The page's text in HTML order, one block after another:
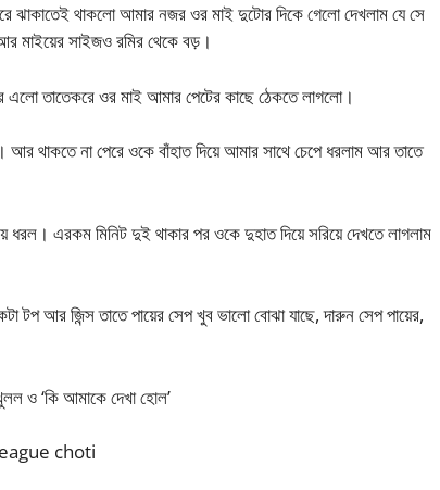
থাকলো আমার নজর ওর মাই দুটোর দিকে গেলো দেখলাম যে সে
মাইয়ের সাইজও রমির থেকে বড়।
তাতেকরে ওর মাই আমার পেটের কাছে ঠেকতে লাগলো।
থাকতে না পেরে ওকে বাঁহাত দিয়ে আমার সাথে চেপে ধরলাম আর তাতে
এরকম মিনিট দুই থাকার পর ওকে দুহাত দিয়ে সরিয়ে দেখতে লাগলাম
টপ আর জিন্স তাতে পায়ের সেপ খুব ভালো বোঝা যাছে, দারুন সেপ পায়ের,
ও ‘কি আমাকে দেখা হোল’
choti